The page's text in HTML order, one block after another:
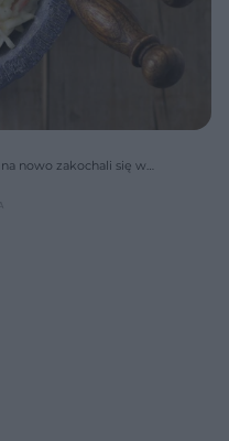
nowo zakochali się w